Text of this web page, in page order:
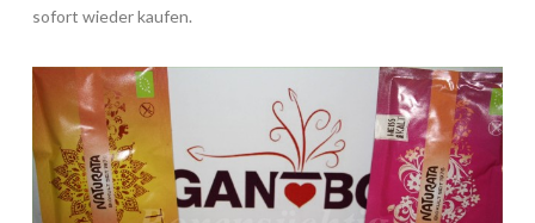
sofort wieder kaufen.